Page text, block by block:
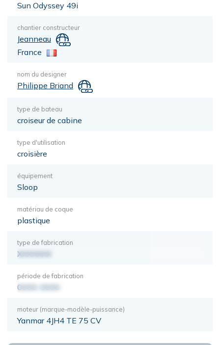
Sun Odyssey 49i
chantier constructeur
Jeanneau
France
nom du designer
Philippe Briand
type de bateau
croiseur de cabine
type d'utilisation
croisière
équipement
Sloop
matériau de coque
plastique
type de fabrication
XXXXXXX
période de fabrication
0000-0000
moteur (marque-modèle-puissance)
Yanmar 4JH4 TE 75 CV